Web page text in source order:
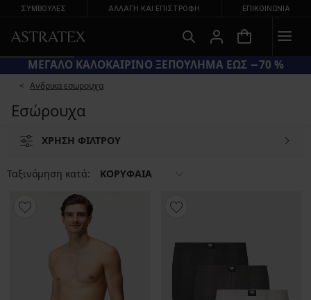
ΣΥΜΒΟΥΛΕΣ ΑΛΛΑΓΉ ΚΑΙ ΕΠΙΣΤΡΟΦΉ ΕΠΙΚΟΙΝΩΝΊΑ
ΜΕΓΑΛΟ ΚΑΛΟΚΑΙΡΙΝΟ ΞΕΠΟΥΛΗΜΑ ΕΩΣ −70 %
Ανδρικα εσωρουχα
Εσώρουχα
ΧΡΗΣΗ ΦΙΛΤΡΟΥ
Ταξινόμηση κατά: ΚΟΡΥΦΑΙΑ